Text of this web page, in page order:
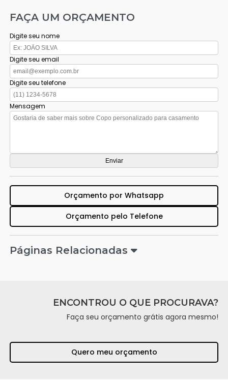
FAÇA UM ORÇAMENTO
Digite seu nome
Digite seu email
Digite seu telefone
Mensagem
Orçamento por Whatsapp
Orçamento pelo Telefone
Páginas Relacionadas
ENCONTROU O QUE PROCURAVA?
Faça seu orçamento grátis agora mesmo!
Quero meu orçamento